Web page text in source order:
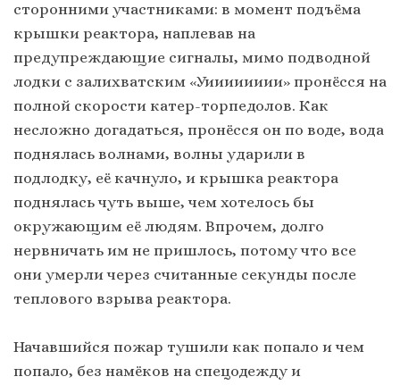
сторонними участниками: в момент подъёма
крышки реактора, наплевав на
предупреждающие сигналы, мимо подводной
лодки с залихватским «Уииииииии» пронёсся на
полной скорости катер-торпедолов. Как
несложно догадаться, пронёсся он по воде, вода
поднялась волнами, волны ударили в
подлодку, её качнуло, и крышка реактора
поднялась чуть выше, чем хотелось бы
окружающим её людям. Впрочем, долго
нервничать им не пришлось, потому что все
они умерли через считанные секунды после
теплового взрыва реактора.
Начавшийся пожар тушили как попало и чем
попало, без намёков на спецодежду и